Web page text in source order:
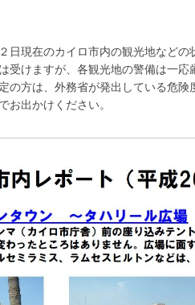
日現在のカイロ市内の観光地など
受けますが、各観光地の警備は一応
の方は、外務省が発出している危
お出かけください。